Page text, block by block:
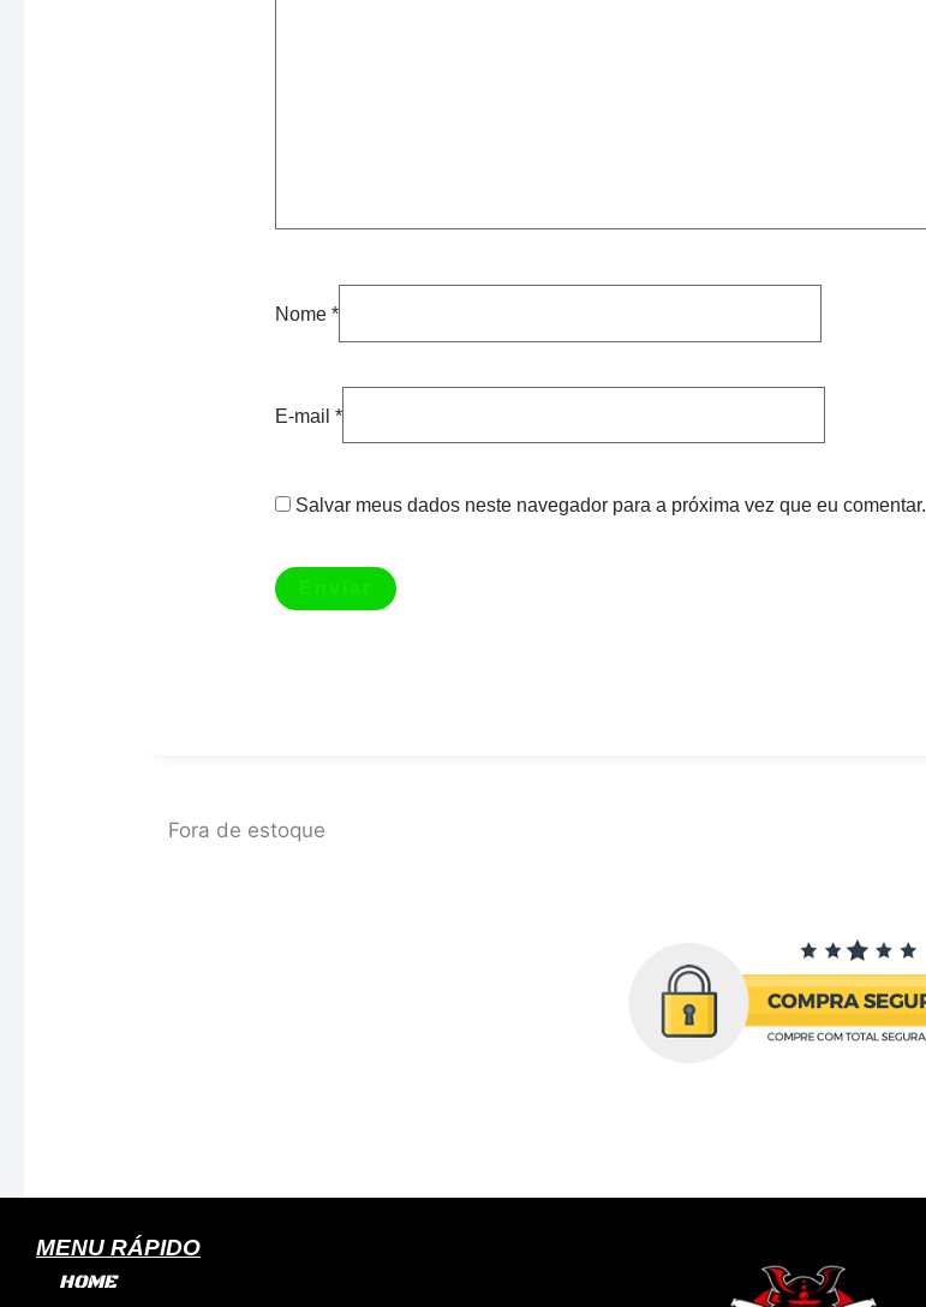
Nome *
E-mail *
Salvar meus dados neste navegador para a próxima vez que eu comentar.
Fora de estoque
MENU RÁPIDO
HOME